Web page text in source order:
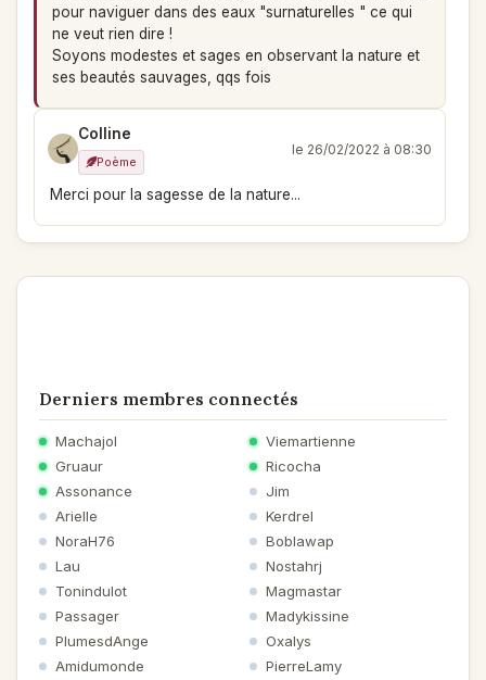
pour naviguer dans des eaux "surnaturelles " ce qui
ne veut rien dire !
Soyons modestes et sages en observant la nature et
ses beautés sauvages, qqs fois
Colline
Poème
le 26/02/2022 à 08:30
Merci pour la sagesse de la nature...
Derniers membres connectés
Machajol
Viemartienne
Gruaur
Ricocha
Assonance
Jim
Arielle
Kerdrel
NoraH76
Boblawap
Lau
Nostahrj
Tonindulot
Magmastar
Passager
Madykissine
PlumesdAnge
Oxalys
Amidumonde
PierreLamy